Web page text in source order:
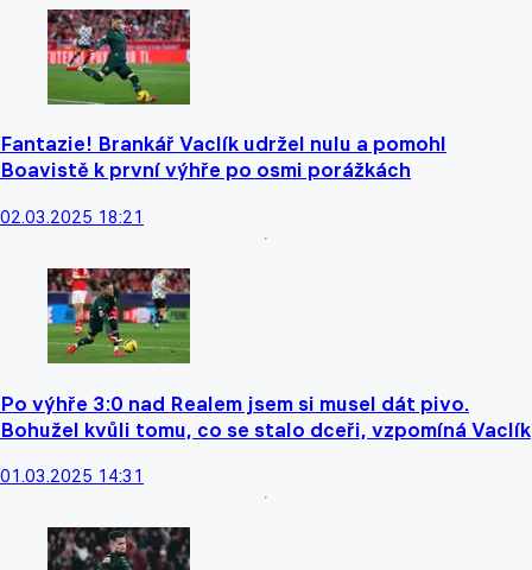
Fantazie! Brankář Vaclík udržel nulu a pomohl
Boavistě k první výhře po osmi porážkách
02.03.2025 18:21
Po výhře 3:0 nad Realem jsem si musel dát pivo.
Bohužel kvůli tomu, co se stalo dceři, vzpomíná Vaclík
01.03.2025 14:31